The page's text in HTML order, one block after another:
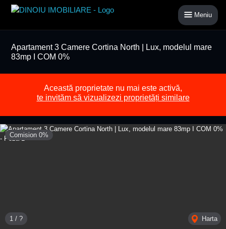
Meniu
Apartament 3 Camere Cortina North | Lux, modelul mare
83mp I COM 0%
Această proprietate nu mai este activă,
te invităm să vizualizezi proprietăți similare
Comision 0%
1 / ? Harta